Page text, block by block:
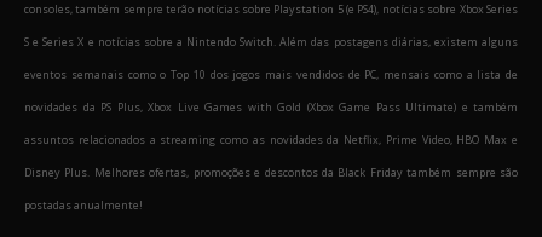
consoles, também sempre terão notícias sobre Playstation 5 (e PS4), notícias sobre Xbox Series
S e Series X e notícias sobre a Nintendo Switch. Além das postagens diárias, existem alguns
eventos semanais como o Top 10 dos jogos mais vendidos de PC, mensais como a lista de
novidades da PS Plus, Xbox Live Games with Gold (Xbox Game Pass Ultimate) e também
assuntos relacionados a streaming como as novidades da Netflix, Prime Video, HBO Max e
Disney Plus. Melhores ofertas, promoções e descontos da Black Friday também sempre são
postadas anualmente!